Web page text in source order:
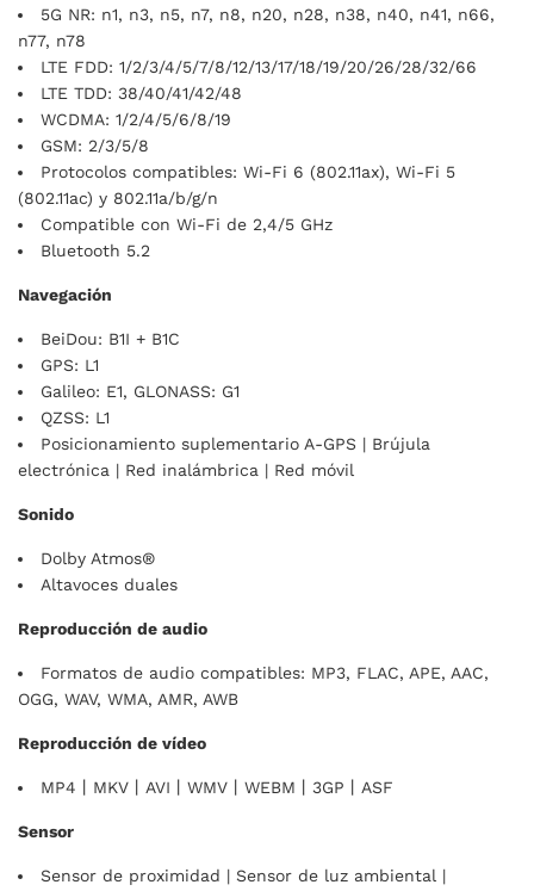
5G NR: n1, n3, n5, n7, n8, n20, n28, n38, n40, n41, n66,
n77, n78
LTE FDD: 1/2/3/4/5/7/8/12/13/17/18/19/20/26/28/32/66
LTE TDD: 38/40/41/42/48
WCDMA: 1/2/4/5/6/8/19
GSM: 2/3/5/8
Protocolos compatibles: Wi-Fi 6 (802.11ax), Wi-Fi 5
(802.11ac) y 802.11a/b/g/n
Compatible con Wi-Fi de 2,4/5 GHz
Bluetooth 5.2
Navegación
BeiDou: B1I + B1C
GPS: L1
Galileo: E1, GLONASS: G1
QZSS: L1
Posicionamiento suplementario A-GPS | Brújula
electrónica | Red inalámbrica | Red móvil
Sonido
Dolby Atmos®
Altavoces duales
Reproducción de audio
Formatos de audio compatibles: MP3, FLAC, APE, AAC,
OGG, WAV, WMA, AMR, AWB
Reproducción de vídeo
MP4丨MKV丨AVI丨WMV丨WEBM丨3GP丨ASF
Sensor
Sensor de proximidad | Sensor de luz ambiental |